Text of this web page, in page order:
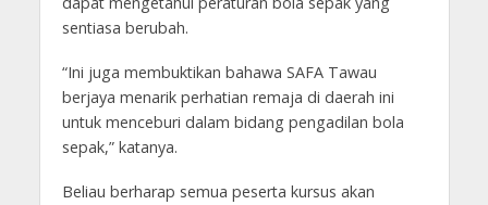
sentiasa berubah.
“Ini juga membuktikan bahawa SAFA Tawau
berjaya menarik perhatian remaja di daerah ini
untuk menceburi dalam bidang pengadilan bola
sepak,” katanya.
Beliau berharap semua peserta kursus akan